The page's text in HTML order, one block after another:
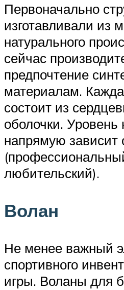
Первоначально
изготавливали из
натурального
сейчас
предпочтение
материалам.
состоит из
оболочки. Уровень
напрямую зависит
любительский).
Волан
Не менее важный
спортивного
игры. Воланы для